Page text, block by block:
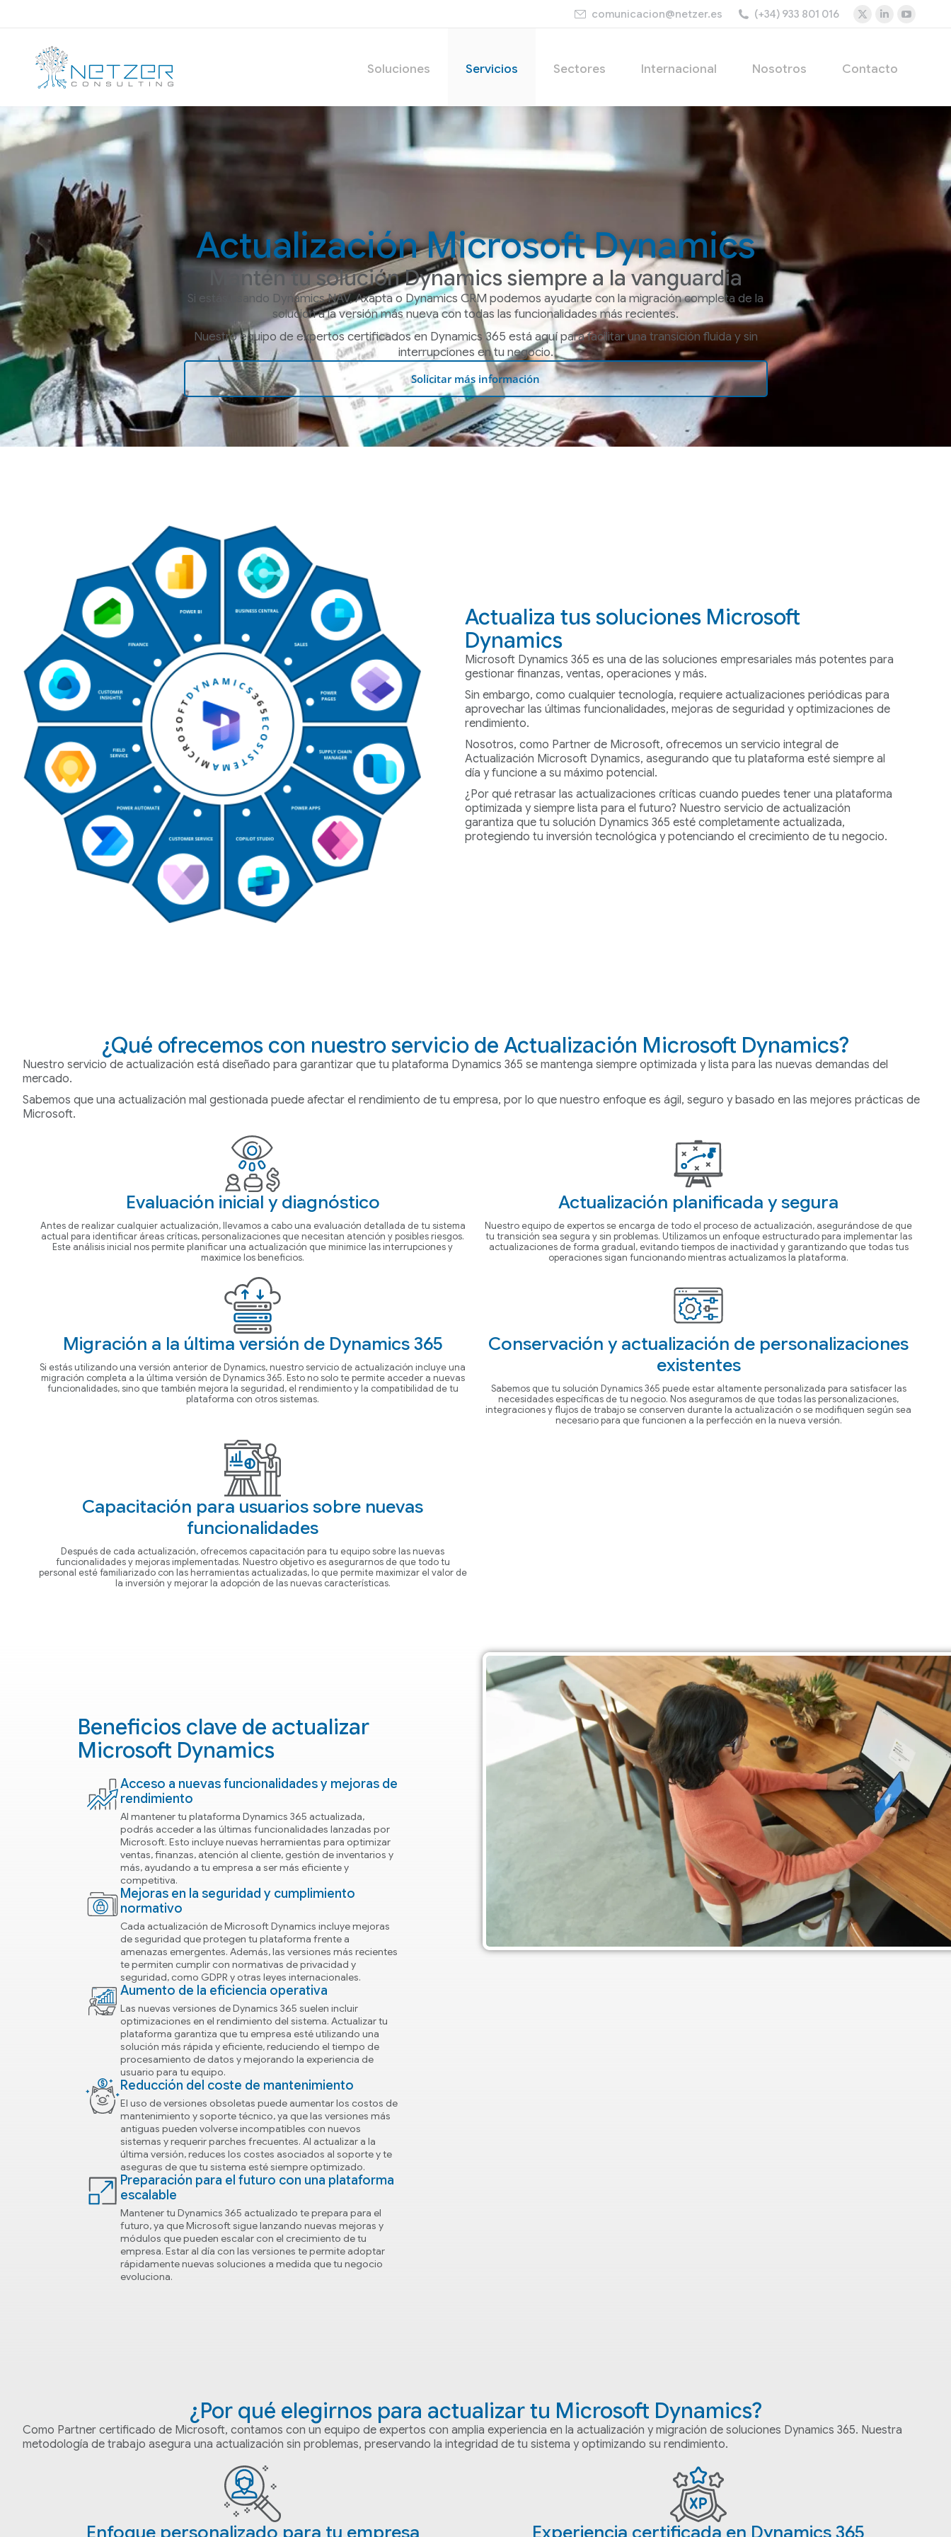
comunicacion@netzer.es (+34) 933 801 016
Soluciones Servicios Sectores Internacional Nosotros Contacto
Actualización Microsoft Dynamics
Mantén tu solución Dynamics siempre a la vanguardia
Si estás usando Dynamics NAV, Axapta o Dynamics CRM podemos ayudarte con la migración completa de la
solución a la versión más nueva con todas las funcionalidades más recientes.
Nuestro equipo de expertos certificados en Dynamics 365 está aquí para facilitar una transición fluida y sin
interrupciones en tu negocio.
Solicitar más información
Actualiza tus soluciones Microsoft
Dynamics
Microsoft Dynamics 365 es una de las soluciones empresariales más potentes para
gestionar finanzas, ventas, operaciones y más.
Sin embargo, como cualquier tecnología, requiere actualizaciones periódicas para
aprovechar las últimas funcionalidades, mejoras de seguridad y optimizaciones de
rendimiento.
Nosotros, como Partner de Microsoft, ofrecemos un servicio integral de
Actualización Microsoft Dynamics, asegurando que tu plataforma esté siempre al
día y funcione a su máximo potencial.
¿Por qué retrasar las actualizaciones críticas cuando puedes tener una plataforma
optimizada y siempre lista para el futuro? Nuestro servicio de actualización
garantiza que tu solución Dynamics 365 esté completamente actualizada,
protegiendo tu inversión tecnológica y potenciando el crecimiento de tu negocio.
¿Qué ofrecemos con nuestro servicio de Actualización Microsoft Dynamics?
Nuestro servicio de actualización está diseñado para garantizar que tu plataforma Dynamics 365 se mantenga siempre optimizada y lista para las nuevas demandas del
mercado.
Sabemos que una actualización mal gestionada puede afectar el rendimiento de tu empresa, por lo que nuestro enfoque es ágil, seguro y basado en las mejores prácticas de
Microsoft.
Evaluación inicial y diagnóstico
Antes de realizar cualquier actualización, llevamos a cabo una evaluación detallada de tu sistema
actual para identificar áreas críticas, personalizaciones que necesitan atención y posibles riesgos.
Este análisis inicial nos permite planificar una actualización que minimice las interrupciones y
maximice los beneficios.
Actualización planificada y segura
Nuestro equipo de expertos se encarga de todo el proceso de actualización, asegurándose de que
tu transición sea segura y sin problemas. Utilizamos un enfoque estructurado para implementar las
actualizaciones de forma gradual, evitando tiempos de inactividad y garantizando que todas tus
operaciones sigan funcionando mientras actualizamos la plataforma.
Migración a la última versión de Dynamics 365
Si estás utilizando una versión anterior de Dynamics, nuestro servicio de actualización incluye una
migración completa a la última versión de Dynamics 365. Esto no solo te permite acceder a nuevas
funcionalidades, sino que también mejora la seguridad, el rendimiento y la compatibilidad de tu
plataforma con otros sistemas.
Conservación y actualización de personalizaciones
existentes
Sabemos que tu solución Dynamics 365 puede estar altamente personalizada para satisfacer las
necesidades específicas de tu negocio. Nos aseguramos de que todas las personalizaciones,
integraciones y flujos de trabajo se conserven durante la actualización o se modifiquen según sea
necesario para que funcionen a la perfección en la nueva versión.
Capacitación para usuarios sobre nuevas
funcionalidades
Después de cada actualización, ofrecemos capacitación para tu equipo sobre las nuevas
funcionalidades y mejoras implementadas. Nuestro objetivo es asegurarnos de que todo tu
personal esté familiarizado con las herramientas actualizadas, lo que permite maximizar el valor de
la inversión y mejorar la adopción de las nuevas características.
Beneficios clave de actualizar
Microsoft Dynamics
Acceso a nuevas funcionalidades y mejoras de
rendimiento
Al mantener tu plataforma Dynamics 365 actualizada,
podrás acceder a las últimas funcionalidades lanzadas por
Microsoft. Esto incluye nuevas herramientas para optimizar
ventas, finanzas, atención al cliente, gestión de inventarios y
más, ayudando a tu empresa a ser más eficiente y
competitiva.
Mejoras en la seguridad y cumplimiento
normativo
Cada actualización de Microsoft Dynamics incluye mejoras
de seguridad que protegen tu plataforma frente a
amenazas emergentes. Además, las versiones más recientes
te permiten cumplir con normativas de privacidad y
seguridad, como GDPR y otras leyes internacionales.
Aumento de la eficiencia operativa
Las nuevas versiones de Dynamics 365 suelen incluir
optimizaciones en el rendimiento del sistema. Actualizar tu
plataforma garantiza que tu empresa esté utilizando una
solución más rápida y eficiente, reduciendo el tiempo de
procesamiento de datos y mejorando la experiencia de
usuario para tu equipo.
Reducción del coste de mantenimiento
El uso de versiones obsoletas puede aumentar los costos de
mantenimiento y soporte técnico, ya que las versiones más
antiguas pueden volverse incompatibles con nuevos
sistemas y requerir parches frecuentes. Al actualizar a la
última versión, reduces los costes asociados al soporte y te
aseguras de que tu sistema esté siempre optimizado.
Preparación para el futuro con una plataforma
escalable
Mantener tu Dynamics 365 actualizado te prepara para el
futuro, ya que Microsoft sigue lanzando nuevas mejoras y
módulos que pueden escalar con el crecimiento de tu
empresa. Estar al día con las versiones te permite adoptar
rápidamente nuevas soluciones a medida que tu negocio
evoluciona.
¿Por qué elegirnos para actualizar tu Microsoft Dynamics?
Como Partner certificado de Microsoft, contamos con un equipo de expertos con amplia experiencia en la actualización y migración de soluciones Dynamics 365. Nuestra
metodología de trabajo asegura una actualización sin problemas, preservando la integridad de tu sistema y optimizando su rendimiento.
Enfoque personalizado para tu empresa Experiencia certificada en Dynamics 365